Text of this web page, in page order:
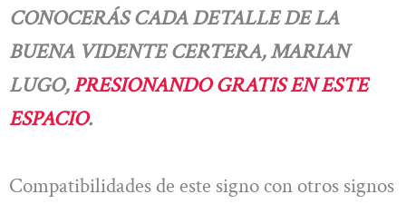
CONOCERÁS CADA DETALLE DE LA
BUENA VIDENTE CERTERA, MARIAN
LUGO,PRESIONANDO GRATIS EN ESTE
ESPACIO.
Compatibilidades de este signo con otros signos